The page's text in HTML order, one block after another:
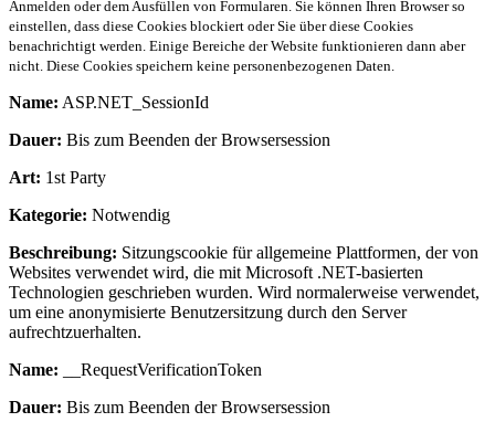
Anmelden oder dem Ausfüllen von Formularen. Sie können Ihren Browser so
einstellen, dass diese Cookies blockiert oder Sie über diese Cookies
benachrichtigt werden. Einige Bereiche der Website funktionieren dann aber
nicht. Diese Cookies speichern keine personenbezogenen Daten.
Name: ASP.NET_SessionId
Dauer: Bis zum Beenden der Browsersession
Art: 1st Party
Kategorie: Notwendig
Beschreibung: Sitzungscookie für allgemeine Plattformen, der von
Websites verwendet wird, die mit Microsoft .NET-basierten
Technologien geschrieben wurden. Wird normalerweise verwendet,
um eine anonymisierte Benutzersitzung durch den Server
aufrechtzuerhalten.
Name: __RequestVerificationToken
Dauer: Bis zum Beenden der Browsersession